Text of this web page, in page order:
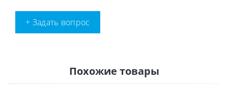
+ Задать вопрос
Похожие товары